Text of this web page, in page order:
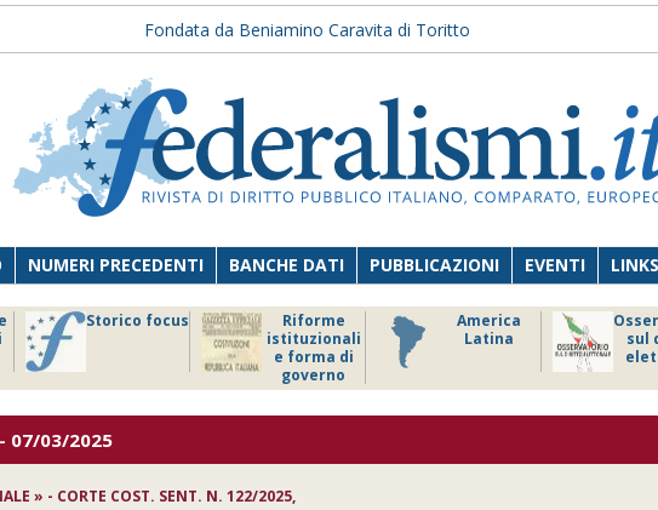
Fondata da Beniamino Caravita di Toritto
NUMERI PRECEDENTI BANCHE DATI PUBBLICAZIONI EVENTI LINKS
Storico focus
Riforme
istituzionali
e forma di
governo
America
Latina
sul
07/03/2025
» - CORTE COST. SENT. N. 122/2025,